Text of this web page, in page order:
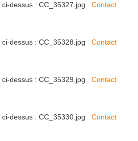
dessus : CC_35327.jpg Contact
dessus : CC_35328.jpg Contact
dessus : CC_35329.jpg Contact
dessus : CC_35330.jpg Contact